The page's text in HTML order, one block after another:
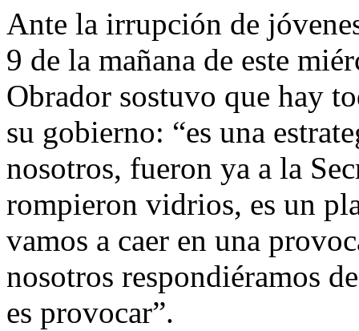
Ante la irrupción de
9 de la mañana de este
Obrador sostuvo que hay
su gobierno: “es una
nosotros, fueron ya a la
rompieron vidrios, es un
vamos a caer en una
nosotros respondiéramos
es provocar”.